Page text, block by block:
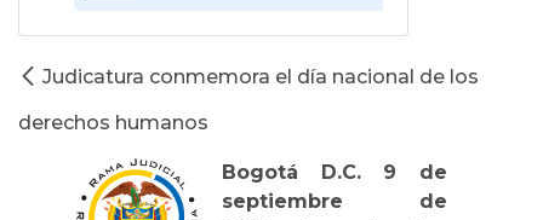
Judicatura conmemora el día nacional de los
derechos humanos
Bogotá D.C. 9 de
septiembre de